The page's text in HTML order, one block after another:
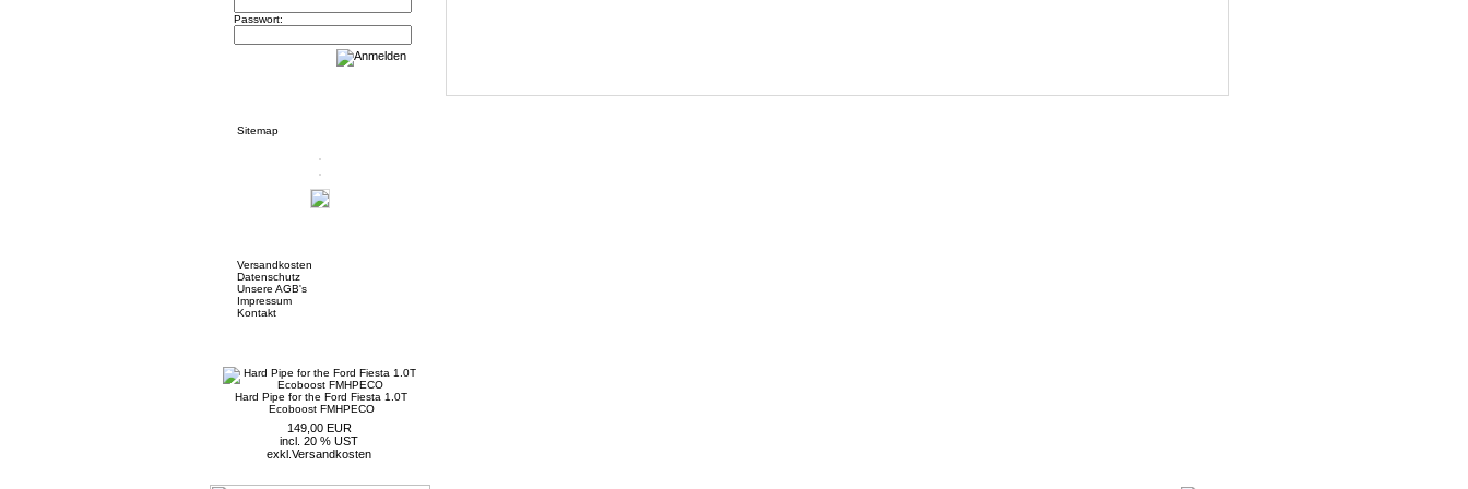
Passwort:
Sitemap
Versandkosten
Datenschutz
Unsere AGB's
Impressum
Kontakt
Hard Pipe for the Ford Fiesta 1.0T
Ecoboost FMHPECO
149,00 EUR
incl. 20 % UST
exkl. Versandkosten